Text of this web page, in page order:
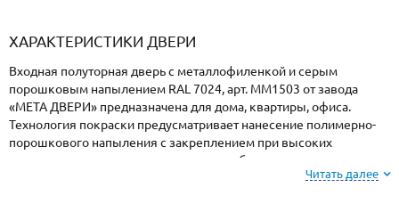
ХАРАКТЕРИСТИКИ ДВЕРИ
Входная полуторная дверь с металлофиленкой и серым
порошковым напылением RAL 7024, арт. ММ1503 от завода
«МЕТА ДВЕРИ» предназначена для дома, квартиры, офиса.
Технология покраски предусматривает нанесение полимерно-
порошкового напыления с закреплением при высоких
температурах, поэтому поверхность не боится ударов, осадков,
Читать далее